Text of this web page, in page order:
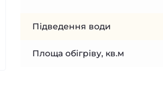
Підведення води
Площа обігріву, кв.м